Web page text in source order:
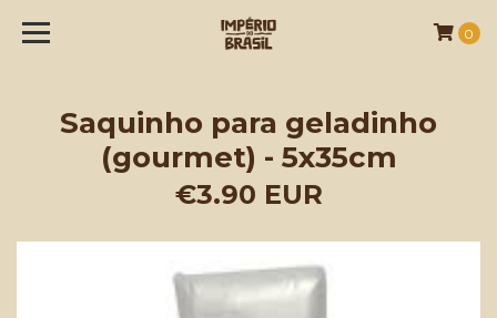
0
Saquinho para geladinho
(gourmet) - 5x35cm
€3.90 EUR